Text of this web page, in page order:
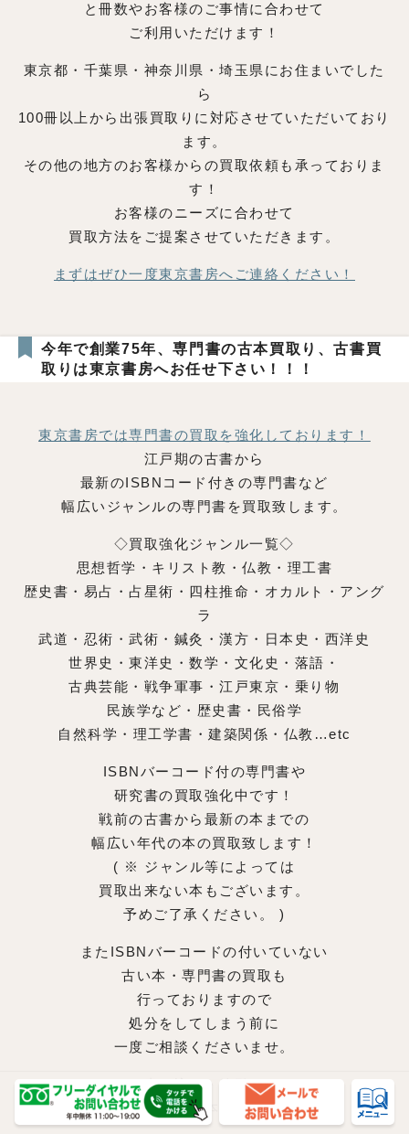
と冊数やお客様のご事情に合わせて
ご利用いただけます！
東京都・千葉県・神奈川県・埼玉県にお住まいでした
ら
100冊以上から出張買取りに対応させていただいており
ます。
その他の地方のお客様からの買取依頼も承っておりま
す！
お客様のニーズに合わせて
買取方法をご提案させていただきます。
まずはぜひ一度東京書房へご連絡ください！
今年で創業75年、専門書の古本買取り、古書買
取りは東京書房へお任せ下さい！！！
東京書房では専門書の買取を強化しております！
江戸期の古書から
最新のISBNコード付きの専門書など
幅広いジャンルの専門書を買取致します。
◇買取強化ジャンル一覧◇
思想哲学・キリスト教・仏教・理工書
歴史書・易占・占星術・四柱推命・オカルト・アング
ラ
武道・忍術・武術・鍼灸・漢方・日本史・西洋史
世界史・東洋史・数学・文化史・落語・
古典芸能・戦争軍事・江戸東京・乗り物
民族学など・歴史書・民俗学
自然科学・理工学書・建築関係・仏教…etc
ISBNバーコード付の専門書や
研究書の買取強化中です！
戦前の古書から最新の本までの
幅広い年代の本の買取致します！
( ※ ジャンル等によっては
買取出来ない本もございます。
予めご了承ください。 )
またISBNバーコードの付いていない
古い本・専門書の買取も
行っておりますので
処分をしてしまう前に
一度ご相談くださいませ。
書き込み・線引き
マーカー・印のある本も買取可能です。